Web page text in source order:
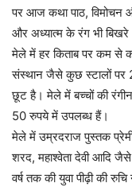
पर आज कथा पाठ, विमोचन
और अध्यात्म के रंग भी
मेले में हर किताब पर कम से
संस्थान जैसे कुछ स्टालों पर
छूट है। मेले में बच्चों की
50 रुपये में उपलब्ध हैं।
मेले में उम्रदराज पुस्तक
शरद, महाश्वेता देवी आदि जैसे
वर्ष तक की युवा पीढ़ी की